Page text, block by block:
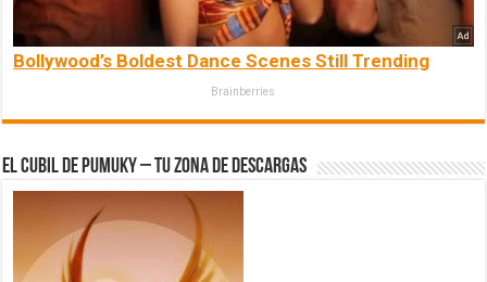
Bollywood’s Boldest Dance Scenes Still Trending
Brainberries
El Cubil de Pumuky – Tu zona de Descargas